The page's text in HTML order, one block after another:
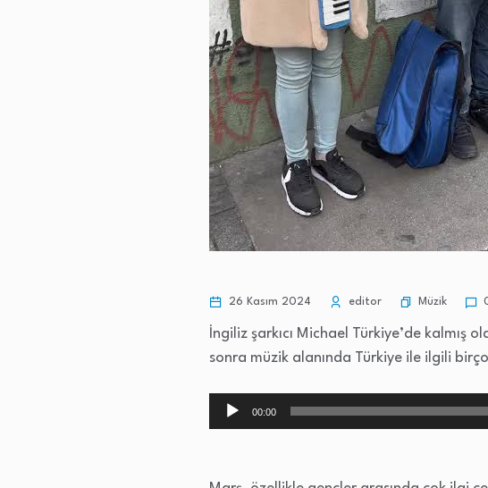
26 Kasım 2024 editor Müzik
İngiliz şarkıcı Michael Türkiye’de
sonra müzik alanında Türkiye ile ilgili
Ses
oynatıcı
00:00